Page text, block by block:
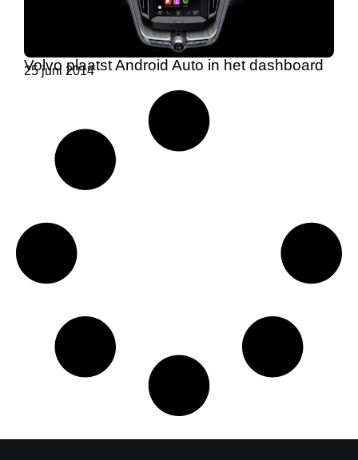
Volvo plaatst Android Auto in het dashboard
25 juni 2014